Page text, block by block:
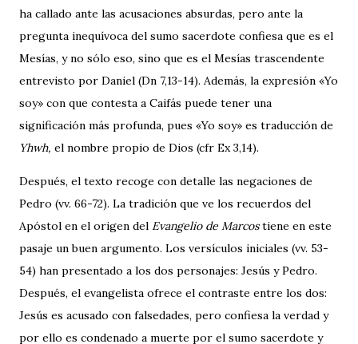
ha callado ante las acusaciones absurdas, pero ante la
pregunta inequívoca del sumo sacerdote confiesa que es el
Mesías, y no sólo eso, sino que es el Mesías trascendente
entrevisto por Daniel (Dn 7,13-14). Además, la expresión «Yo
soy» con que contesta a Caifás puede tener una
significación más profunda, pues «Yo soy» es traducción de
Yhwh, el nombre propio de Dios (cfr Ex 3,14).
Después, el texto recoge con detalle las negaciones de
Pedro (vv. 66-72). La tradición que ve los recuerdos del
Apóstol en el origen del Evangelio de Marcostiene en este
pasaje un buen argumento. Los versículos iniciales (vv. 53-
54) han presentado a los dos personajes: Jesús y Pedro.
Después, el evangelista ofrece el contraste entre los dos:
Jesús es acusado con falsedades, pero confiesa la verdad y
por ello es condenado a muerte por el sumo sacerdote y